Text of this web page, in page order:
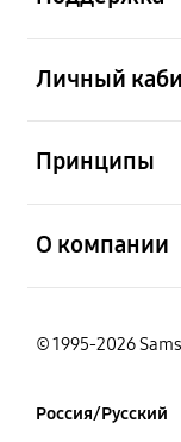
Личный
Принципы
О компании
© 1995-2026
Россия/Русский